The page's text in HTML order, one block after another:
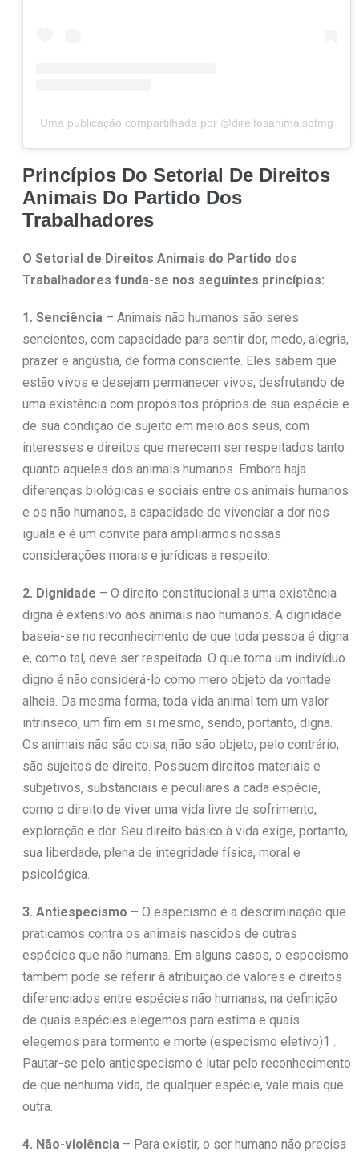
Uma publicação compartilhada por @direitosanimaisptmg
Princípios Do Setorial De Direitos
Animais Do Partido Dos
Trabalhadores
O Setorial de Direitos Animais do Partido dos
Trabalhadores funda-se nos seguintes princípios:
1. Senciência– Animais não humanos são seres
sencientes, com capacidade para sentir dor, medo, alegria,
prazer e angústia, de forma consciente. Eles sabem que
estão vivos e desejam permanecer vivos, desfrutando de
uma existência com propósitos próprios de sua espécie e
de sua condição de sujeito em meio aos seus, com
interesses e direitos que merecem ser respeitados tanto
quanto aqueles dos animais humanos. Embora haja
diferenças biológicas e sociais entre os animais humanos
e os não humanos, a capacidade de vivenciar a dor nos
iguala e é um convite para ampliarmos nossas
considerações morais e jurídicas a respeito.
2. Dignidade – O direito constitucional a uma existência
digna é extensivo aos animais não humanos. A dignidade
baseia-se no reconhecimento de que toda pessoa é digna
e, como tal, deve ser respeitada. O que torna um indivíduo
digno é não considerá-lo como mero objeto da vontade
alheia. Da mesma forma, toda vida animal tem um valor
intrínseco, um fim em si mesmo, sendo, portanto, digna.
Os animais não são coisa, não são objeto, pelo contrário,
são sujeitos de direito. Possuem direitos materiais e
subjetivos, substanciais e peculiares a cada espécie,
como o direito de viver uma vida livre de sofrimento,
exploração e dor. Seu direito básico à vida exige, portanto,
sua liberdade, plena de integridade física, moral e
psicológica.
3. Antiespecismo – O especismo é a descriminação que
praticamos contra os animais nascidos de outras
espécies que não humana. Em alguns casos, o especismo
também pode se referir à atribuição de valores e direitos
diferenciados entre espécies não humanas, na definição
de quais espécies elegemos para estima e quais
elegemos para tormento e morte (especismo eletivo)1 .
Pautar-se pelo antiespecismo é lutar pelo reconhecimento
de que nenhuma vida, de qualquer espécie, vale mais que
outra.
4. Não-violência– Para existir, o ser humano não precisa